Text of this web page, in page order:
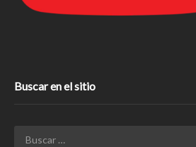
Buscar en el sitio